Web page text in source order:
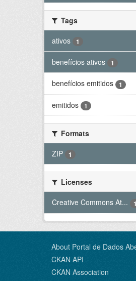
Tags
ativos
1
benefícios ativos 1
benefícios emitidos 1
emitidos 1
Formats
ZIP
1
Licenses
Creative Commons At...
1
About Portal de Dados
CKAN API
CKAN Association